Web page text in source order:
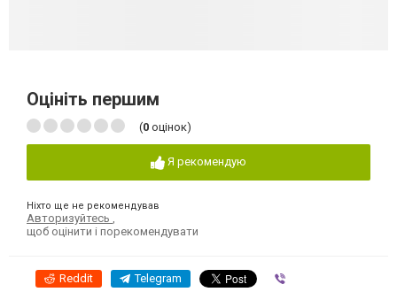
Оцініть першим
(0 оцінок)
Я рекомендую
Ніхто ще не рекомендував
Авторизуйтесь
щоб оцінити і порекомендувати
Reddit Telegram